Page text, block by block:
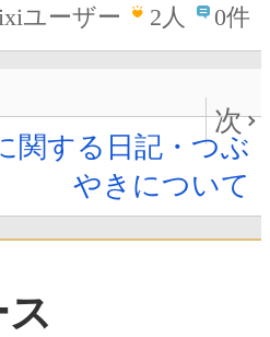
ユーザー
2人 0件
次
関する日記・つぶ
やきについて